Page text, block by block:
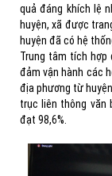
quả đáng khích lệ
huyện, xã được
huyện đã có hệ
Trung tâm tích
đảm vận hành các
địa phương từ
trục liên thông văn
đạt 98,6%.